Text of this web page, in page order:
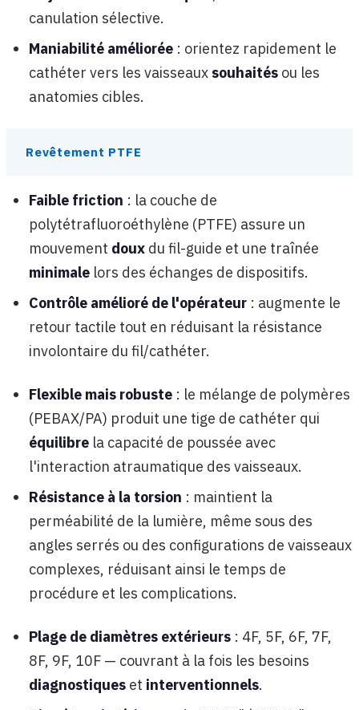
canulation sélective.
Maniabilité améliorée : orientez rapidement le
cathéter vers les vaisseaux souhaités ou les
anatomies cibles.
Revêtement PTFE
Faible friction : la couche de
polytétrafluoroéthylène (PTFE) assure un
mouvement doux du fil-guide et une traînée
minimale lors des échanges de dispositifs.
Contrôle amélioré de l'opérateur : augmente le
retour tactile tout en réduisant la résistance
involontaire du fil/cathéter.
Flexible mais robuste : le mélange de polymères
(PEBAX/PA) produit une tige de cathéter qui
équilibre la capacité de poussée avec
l'interaction atraumatique des vaisseaux.
Résistance à la torsion : maintient la
perméabilité de la lumière, même sous des
angles serrés ou des configurations de vaisseaux
complexes, réduisant ainsi le temps de
procédure et les complications.
Plage de diamètres extérieurs : 4F, 5F, 6F, 7F,
8F, 9F, 10F — couvrant à la fois les besoins
diagnostiques et interventionnels.